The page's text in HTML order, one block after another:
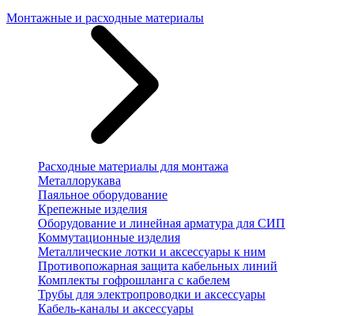
Монтажные и расходные материалы
Расходные материалы для монтажа
Металлорукава
Паяльное оборудование
Крепежные изделия
Оборудование и линейная арматура для СИП
Коммутационные изделия
Металлические лотки и аксессуары к ним
Противопожарная защита кабельных линий
Комплекты гофрошланга с кабелем
Трубы для электропроводки и аксессуары
Кабель-каналы и аксессуары